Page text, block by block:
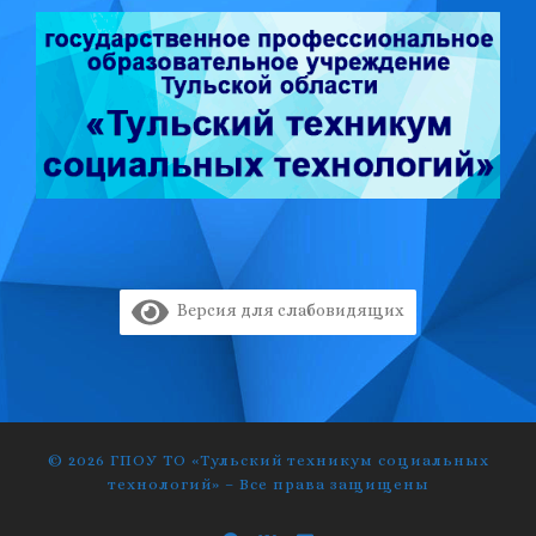
Версия для слабовидящих
© 2026 ГПОУ ТО «Тульский техникум социальных
технологий» – Все права защищены